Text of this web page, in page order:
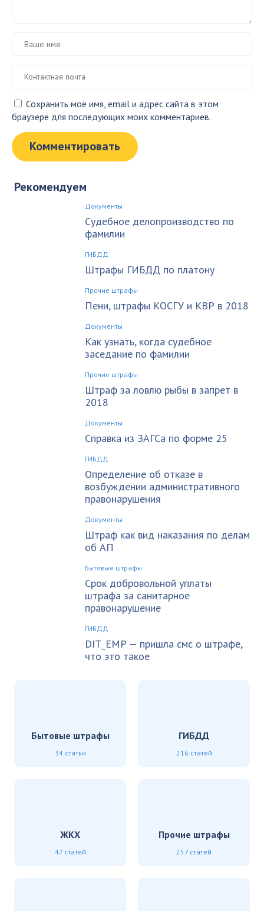
Сохранить моё имя, email и адрес сайта в этом
браузере для последующих моих комментариев.
Рекомендуем
Документы
Судебное делопроизводство по
фамилии
ГИБДД
Штрафы ГИБДД по платону
Прочие штрафы
Пени, штрафы КОСГУ и КВР в 2018
Документы
Как узнать, когда судебное
заседание по фамилии
Прочие штрафы
Штраф за ловлю рыбы в запрет в
2018
Документы
Справка из ЗАГСа по форме 25
ГИБДД
Определение об отказе в
возбуждении административного
правонарушения
Документы
Штраф как вид наказания по делам
об АП
Бытовые штрафы
Срок добровольной уплаты
штрафа за санитарное
правонарушение
ГИБДД
DIT_EMP — пришла смс о штрафе,
что это такое
Бытовые штрафы
34 статьи
ГИБДД
216 статей
ЖКХ
47 статей
Прочие штрафы
257 статей